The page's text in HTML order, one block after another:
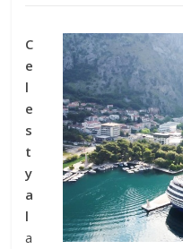
C
e
l
e
s
t
y
a
l
a